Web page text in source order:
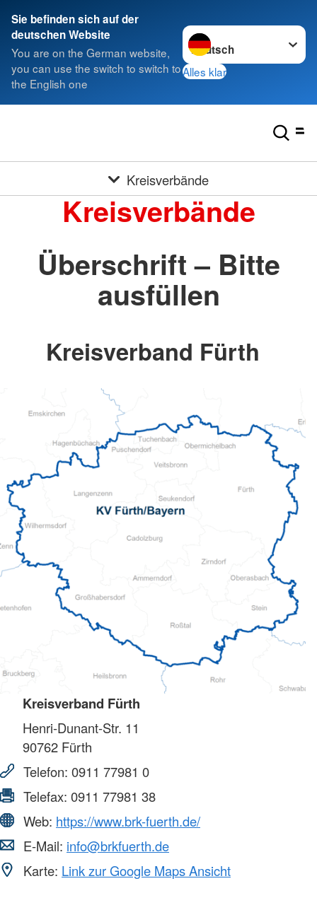
Sie befinden sich auf der
deutschen Website
You are on the German website,
you can use the switch to switch to
the English one
Sprache wechseln zu
Alles klar
Kreisverbände
Kreisverbände
Überschrift – Bitte
ausfüllen
Kreisverband Fürth
Kreisverband Fürth
Henri-Dunant-Str. 11
90762 Fürth
Telefon: 0911 77981 0
Telefax: 0911 77981 38
Web: https://www.brk-fuerth.de/
E-Mail: info@brkfuerth.de
Karte: Link zur Google Maps Ansicht